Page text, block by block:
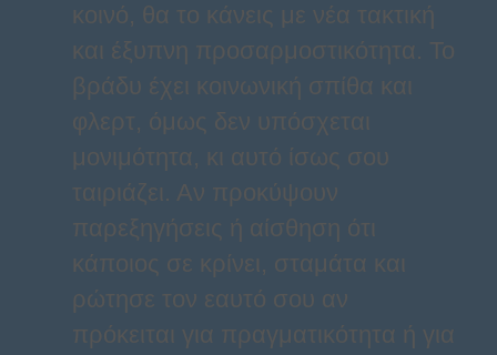
κοινό, θα το κάνεις με νέα τακτική
και έξυπνη προσαρμοστικότητα. Το
βράδυ έχει κοινωνική σπίθα και
φλερτ, όμως δεν υπόσχεται
μονιμότητα, κι αυτό ίσως σου
ταιριάζει. Αν προκύψουν
παρεξηγήσεις ή αίσθηση ότι
κάποιος σε κρίνει, σταμάτα και
ρώτησε τον εαυτό σου αν
πρόκειται για πραγματικότητα ή για